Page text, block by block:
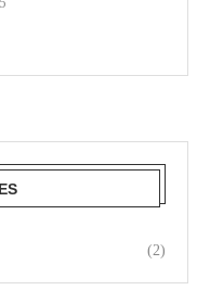
(2)